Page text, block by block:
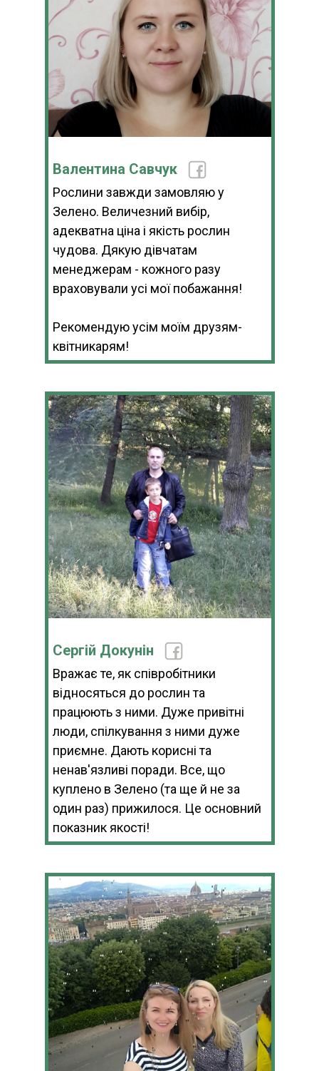
Валентина Савчук
Рослини завжди замовляю у
Зелено. Величезний вибір,
адекватна ціна і якість рослин
чудова. Дякую дівчатам
менеджерам - кожного разу
враховували усі мої побажання!
Рекомендую усім моїм друзям-
квітникарям!
Сергій Докунін
Вражає те, як співробітники
відносяться до рослин та
працюють з ними. Дуже привітні
люди, спілкування з ними дуже
приємне. Дають корисні та
ненав'язливі поради. Все, що
куплено в Зелено (та ще й не за
один раз) прижилося. Це основний
показник якості!